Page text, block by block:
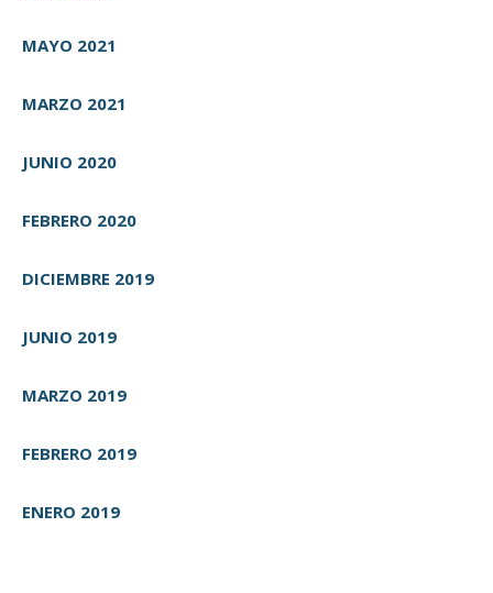
MAYO 2021
MARZO 2021
JUNIO 2020
FEBRERO 2020
DICIEMBRE 2019
JUNIO 2019
MARZO 2019
FEBRERO 2019
ENERO 2019